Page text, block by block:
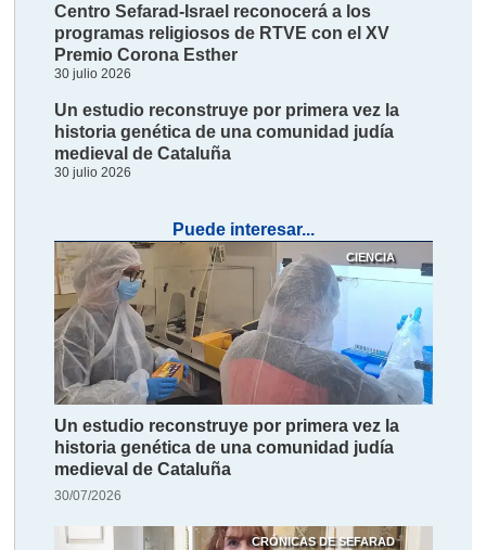
Centro Sefarad-Israel reconocerá a los
programas religiosos de RTVE con el XV
Premio Corona Esther
30 julio 2026
Un estudio reconstruye por primera vez la
historia genética de una comunidad judía
medieval de Cataluña
30 julio 2026
Puede interesar...
CIENCIA
Un estudio reconstruye por primera vez la
historia genética de una comunidad judía
medieval de Cataluña
30/07/2026
CRÓNICAS DE SEFARAD